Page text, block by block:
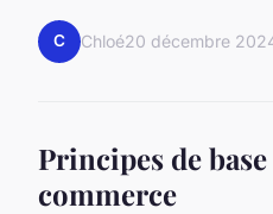
C Chloé20 décembre
Principes de base
commerce